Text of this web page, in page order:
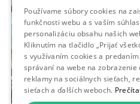
Používame súbory cookies na
funkčnosti webu a s vaším
personalizáciu obsahu našich
Kliknutím na tlačidlo „Prijať
s využívaním cookies a
správaní na webe na zobrazenie
reklamy na sociálnych sieťach,
sieťach a ďalších weboch.